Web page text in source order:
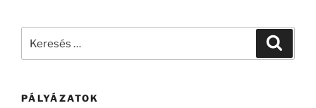
PÁLYÁZATOK